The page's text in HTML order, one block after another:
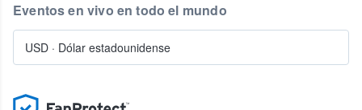
Eventos en vivo en todo el mundo
USD · Dólar estadounidense